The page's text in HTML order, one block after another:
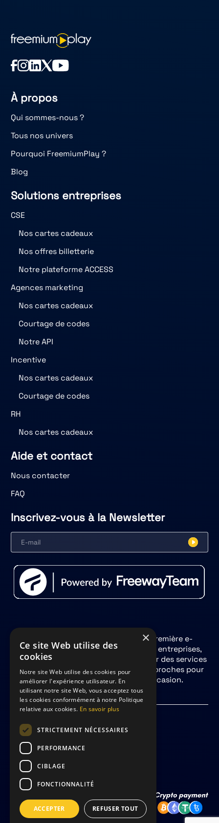
À propos
Qui sommes-nous ?
Tous nos univers
Pourquoi FreemiumPlay ?
Blog
Solutions entreprises
CSE
Nos cartes cadeaux
Nos offres billetterie
Notre plateforme ACCESS
Agences marketing
Nos cartes cadeaux
Courtage de codes
Notre API
Incentive
Nos cartes cadeaux
Courtage de codes
RH
Nos cartes cadeaux
Aide et contact
Nous contacter
FAQ
Inscrivez-vous à la Newsletter
La carte cadeau FreemiumPlay est la première e-
carte 100% Loisirs Numériques pour les entreprises,
les CSE, les particuliers souhaitant offrir des services
numériques à leurs salariés, clients ou proches pour
Noël, un anniversaire ou toute autre occasion.
© FreemiumPlay 2024
Mentions légales
Politique de confidentialité
Conditions générales de vente
Conditions générales d'utilisation
×
Ce site Web utilise des
cookies
Notre site Web utilise des cookies pour
améliorer l'expérience utilisateur. En
utilisant notre site Web, vous acceptez tous
les cookies conformément à notre Politique
relative aux cookies. En savoir plus
STRICTEMENT NÉCESSAIRES
PERFORMANCE
CIBLAGE
FONCTIONNALITÉ
ACCEPTER REFUSER TOUT